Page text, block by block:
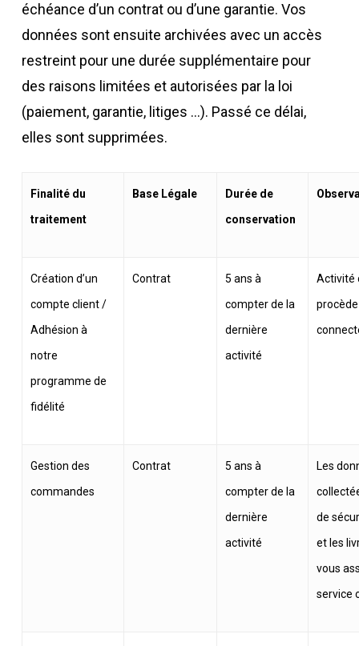
échéance d’un contrat ou d’une garantie. Vos
données sont ensuite archivées avec un accès
restreint pour une durée supplémentaire pour
des raisons limitées et autorisées par la loi
(paiement, garantie, litiges …). Passé ce délai,
elles sont supprimées.
Finalité du
traitement
Base Légale
Durée de
conservation
Création d’un
compte client /
Adhésion à
notre
programme de
fidélité
Contrat
5 ans à
compter de la
dernière
activité
Activité
Gestion des
commandes
Contrat
5 ans à
compter de la
dernière
activité
Les
de
et les
vous
service